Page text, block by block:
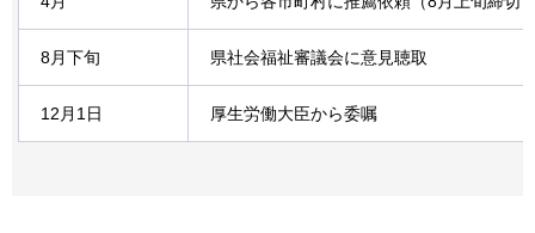
8月下旬 県社会福祉審議会に意見聴取
12月1日 厚生労働大臣から委嘱